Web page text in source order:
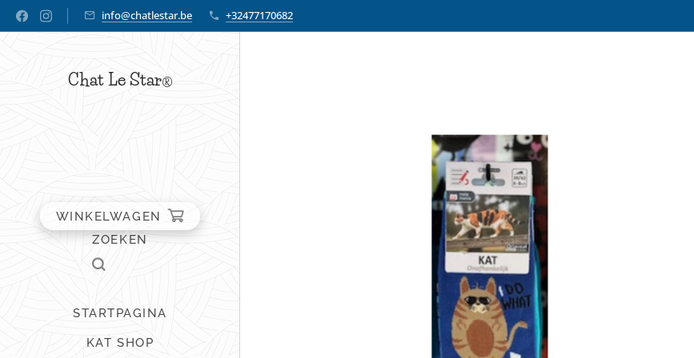
info@chatlestar.be +32477170682
Chat Le Star®
WINKELWAGEN
ZOEKEN
STARTPAGINA
KAT SHOP